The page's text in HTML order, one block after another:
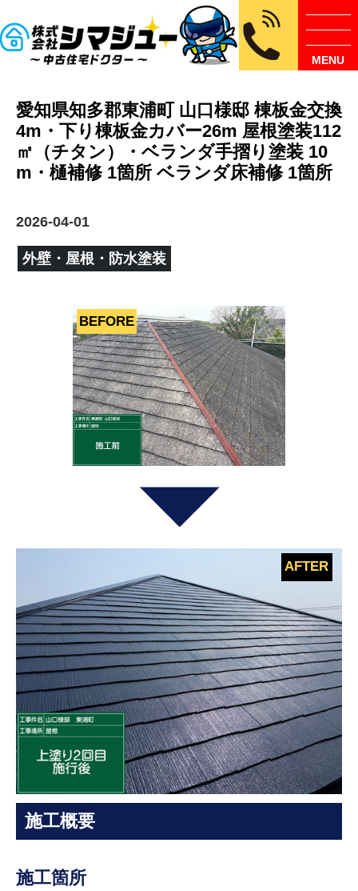
MENU
愛知県知多郡東浦町 山口様邸 棟板金交換
4m・下り棟板金カバー26m 屋根塗装112
㎡（チタン）・ベランダ手摺り塗装 10
m・樋補修 1箇所 ベランダ床補修 1箇所
2026-04-01
外壁・屋根・防水塗装
施工概要
施工箇所